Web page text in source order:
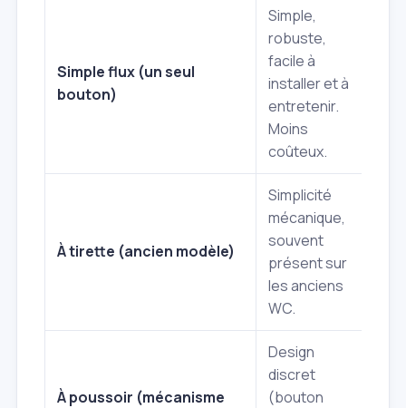
Simple flux (un seul
bouton)
Simple,
robuste,
facile à
installer et à
entretenir.
Moins
coûteux.
À tirette (ancien modèle)
Simplicité
mécanique,
souvent
présent sur
les anciens
WC.
À poussoir (mécanisme
Design
discret
(bouton